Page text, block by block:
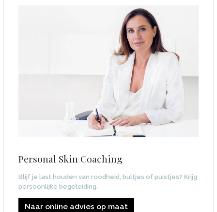
Personal Skin Coaching
Blijf je last houden van roodheid, bultjes of puistjes? Krijg
persoonlijke begeleiding.
Naar online advies op maat